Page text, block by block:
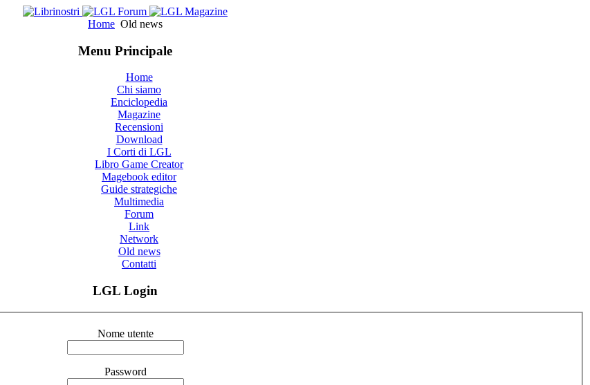
Home Old news
Menu Principale
Home
Chi siamo
Enciclopedia
Magazine
Recensioni
Download
I Corti di LGL
Libro Game Creator
Magebook editor
Guide strategiche
Multimedia
Forum
Link
Network
Old news
Contatti
LGL Login
Nome utente
Password